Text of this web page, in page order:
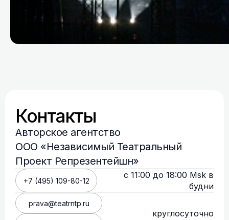
Контакты
Авторское агентство
ООО «Независимый Театральный
Проект Репрезентейшн»
+7 (495) 109-80-12
с 11:00 до 18:00 Msk в
будни
prava@teatrntp.ru
круглосуточно